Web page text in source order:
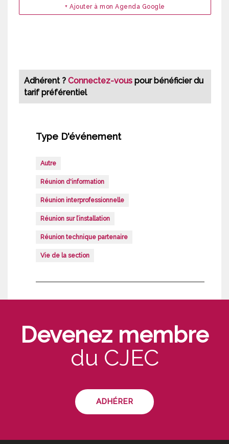
+ Ajouter à mon Agenda Google
Adhérent ? Connectez-vous pour bénéficier du
tarif préférentiel
Type D'événement
Autre
Réunion d'information
Réunion interprofessionnelle
Réunion sur l’installation
Réunion technique partenaire
Vie de la section
Devenez membre
du CJEC
ADHÉRER